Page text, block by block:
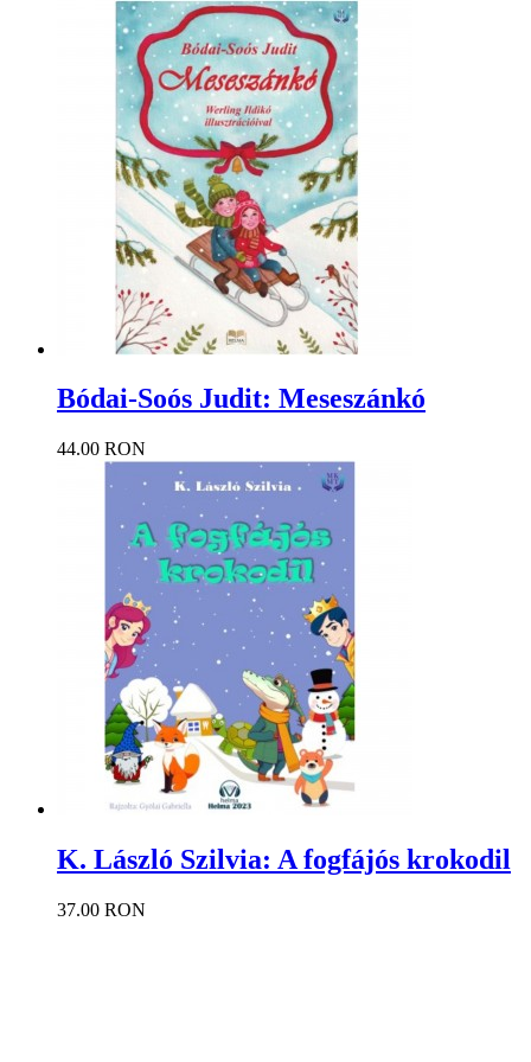
Bódai-Soós Judit: Meseszánkó
44.00 RON
K. László Szilvia: A fogfájós krokodil
37.00 RON